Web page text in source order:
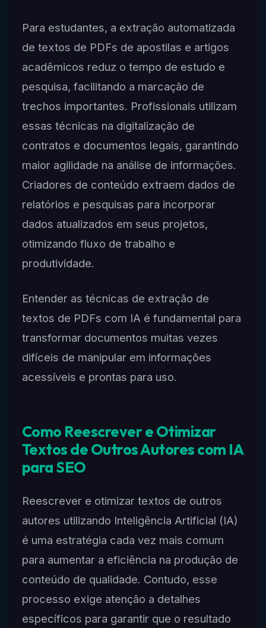
Para estudantes, a extração automatizada
de textos de PDFs de apostilas e artigos
acadêmicos reduz o tempo de estudo e
pesquisa, facilitando a marcação de
trechos importantes. Profissionais utilizam
essas técnicas na digitalização de
contratos e documentos legais, garantindo
maior agilidade na análise de informações.
Criadores de conteúdo extraem dados de
relatórios e pesquisas para incorporar
dados atualizados em seus projetos,
otimizando fluxo de trabalho e
produtividade.
Entender as técnicas de extração de
textos de PDFs com IA é fundamental para
transformar documentos muitas vezes
difíceis de manipular em informações
acessíveis e prontas para uso.
Como Reescrever e Otimizar
Textos de Outros Autores com IA
para SEO
Reescrever e otimizar textos de outros
autores utilizando Inteligência Artificial (IA)
é uma estratégia cada vez mais comum
para aumentar a eficiência na produção de
conteúdo de qualidade. Contudo, esse
processo exige atenção a detalhes
específicos para garantir que o resultado